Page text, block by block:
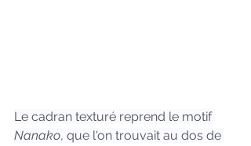
Le cadran texturé reprend le motif
Nanako, que l'on trouvait au dos de